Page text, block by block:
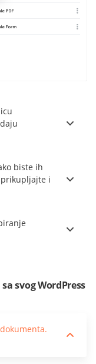
biste ih
i
svog WordPress